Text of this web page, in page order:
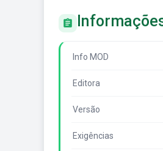
Info MOD
Editora
Versão
Exigências